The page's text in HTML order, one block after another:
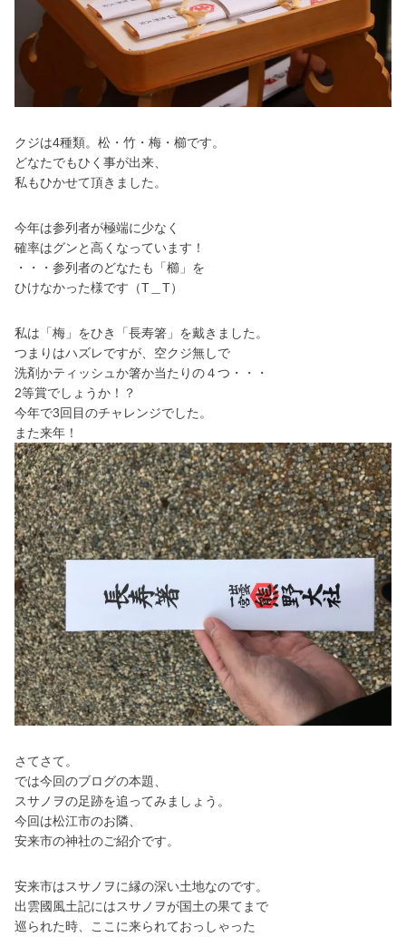
クジは4種類。松・竹・梅・櫛です。
どなたでもひく事が出来、
私もひかせて頂きました。
今年は参列者が極端に少なく
確率はグンと高くなっています！
・・・参列者のどなたも「櫛」を
ひけなかった様です（T＿T）
私は「梅」をひき「長寿箸」を戴きました。
つまりはハズレですが、空クジ無しで
洗剤かティッシュか箸か当たりの４つ・・・
2等賞でしょうか！？
今年で3回目のチャレンジでした。
また来年！
さてさて。
では今回のブログの本題、
スサノヲの足跡を追ってみましょう。
今回は松江市のお隣、
安来市の神社のご紹介です。
安来市はスサノヲに縁の深い土地なのです。
出雲國風土記にはスサノヲが国土の果てまで
巡られた時、ここに来られておっしゃった